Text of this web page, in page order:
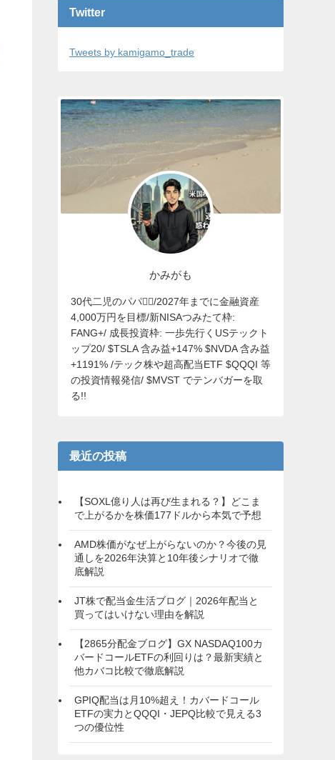
Twitter
Tweets by kamigamo_trade
かみがも
30代二児のパパ🙋‍♂️/2027年までに金融資産
4,000万円を目標/新NISAつみたて枠:
FANG+/ 成長投資枠: 一歩先行くUSテックト
ップ20/ $TSLA 含み益+147% $NVDA 含み益
+1191% /テック株や超高配当ETF $QQQI 等
の投資情報発信/ $MVST でテンバガーを取
る!!
最近の投稿
【SOXL億り人は再び生まれる？】どこま
で上がるかを株価177ドルから本気で予想
AMD株価がなぜ上がらないのか？今後の見
通しを2026年決算と10年後シナリオで徹
底解説
JT株で配当金生活ブログ｜2026年配当と
買ってはいけない理由を解説
【2865分配金ブログ】GX NASDAQ100カ
バードコールETFの利回りは？最新実績と
他カバコ比較で徹底解説
GPIQ配当は月10%超え！カバードコール
ETFの実力とQQQI・JEPQ比較で見える3
つの優位性